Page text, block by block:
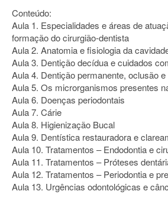
Conteúdo:
Aula 1. Especialidades e áreas de
formação do cirurgião-dentista
Aula 2. Anatomia e fisiologia da
Aula 3. Dentição decídua e cuidados
Aula 4. Dentição permanente, oclusão e
Aula 5. Os microrganismos presentes
Aula 6. Doenças periodontais
Aula 7. Cárie
Aula 8. Higienização Bucal
Aula 9. Dentística restauradora e
Aula 10. Tratamentos – Endodontia e
Aula 11. Tratamentos – Próteses
Aula 12. Tratamentos – Periodontia e
Aula 13. Urgências odontológicas e